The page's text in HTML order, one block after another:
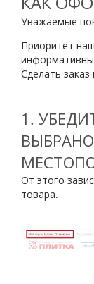
Уважаемые
Приоритет
Сделать
1.
От этого
товара.